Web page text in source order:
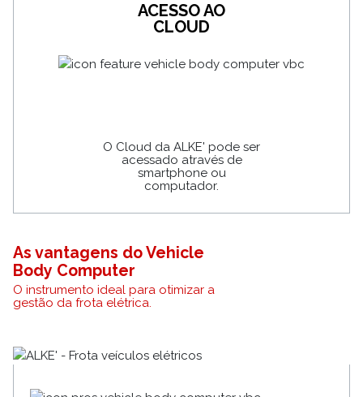
ACESSO AO
CLOUD
O Cloud da ALKE' pode ser
acessado através de
smartphone ou
computador.
As vantagens do Vehicle
Body Computer
O instrumento ideal para otimizar a
gestão da frota elétrica.